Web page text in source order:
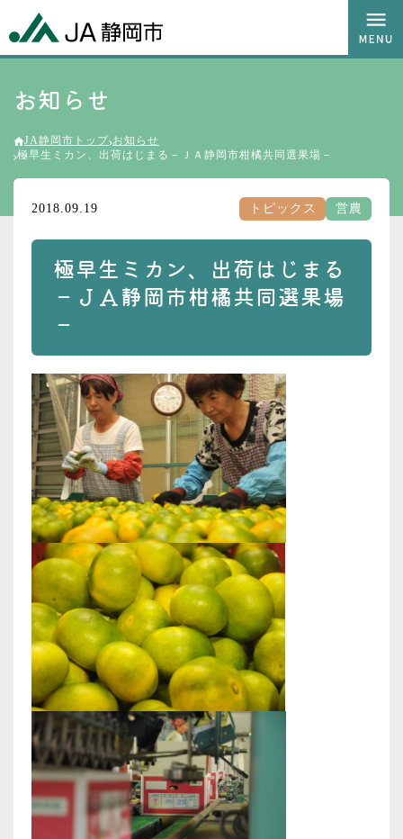
お知らせ
JA静岡市トップ お知らせ
極早生ミカン、出荷はじまる－ＪＡ静岡市柑橘共同選果場－
2018.09.19 トピックス 営農
極早生ミカン、出荷はじまる
－ＪＡ静岡市柑橘共同選果場
－